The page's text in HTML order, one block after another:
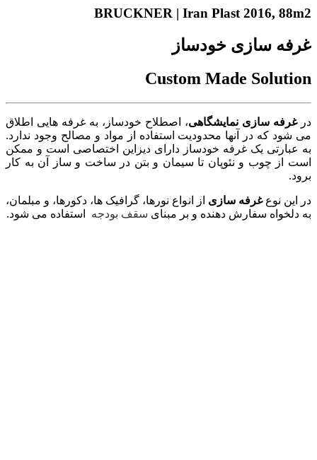
BRUCKNER | Iran Plast 2016, 88m2
غرفه سازی خودساز
Custom Made Solution
درغرفه سازی نمایشگاهی، اصطلاح خودساز، به غرفه هایی اطلاق
می شود که در آنها محدودیت استفاده از مواد و مصالح وجود ندارد.
به عبارتی یک غرفه خودساز دارای دیزاین اختصاصی است و ممکن
است از چوب و نئوپان تا سیمان و بتن در ساخت و ساز آن به کار
برود.
در این نوعغرفه سازی از انواع نورها، گرافیک ها، دکورها، و مبلمان،
به دلخواه سفارش دهنده و بر مبنای سقف بودجه استفاده می شود.